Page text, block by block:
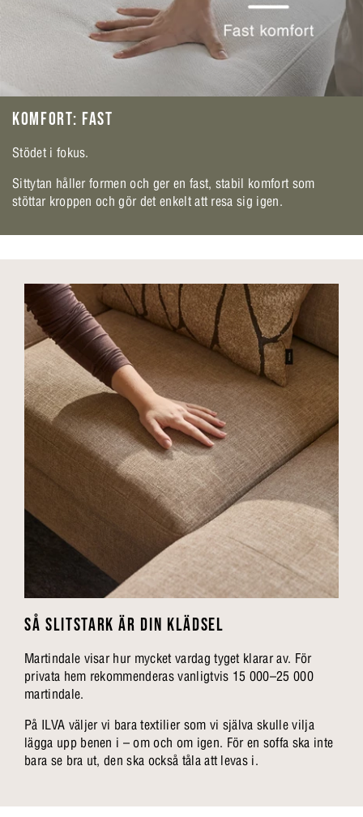
KOMFORT: FAST
Stödet i fokus.
Sittytan håller formen och ger en fast, stabil komfort som
stöttar kroppen och gör det enkelt att resa sig igen.
SÅ SLITSTARK ÄR DIN KLÄDSEL
Martindale visar hur mycket vardag tyget klarar av. För
privata hem rekommenderas vanligtvis 15 000–25 000
martindale.
På ILVA väljer vi bara textilier som vi själva skulle vilja
lägga upp benen i – om och om igen. För en soffa ska inte
bara se bra ut, den ska också tåla att levas i.